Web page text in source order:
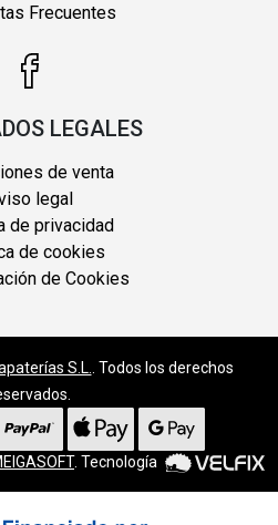
Frecuentes
LEGALES
de venta
legal
de privacidad
de cookies
de Cookies
S.L.
. Todos los derechos
. Tecnología